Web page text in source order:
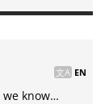
EN
know…